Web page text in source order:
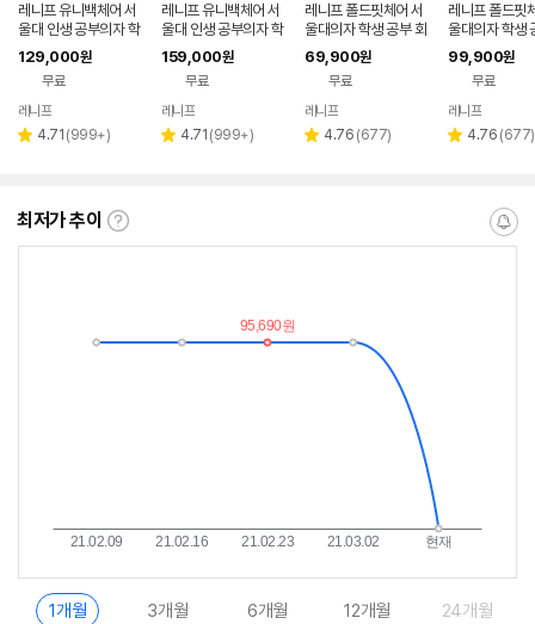
레니프 유니백체어 서
울대 인생 공부의자 학
생 책상 사무용 사무실
컴퓨터 화이트
129,000원
무료
레니프
별 4.71 리
(999+)
레니프 유니백체어 서
울대 인생 공부의자 학
생 책상 사무용 사무실
컴퓨터 화이트(방문설
159,000원
무료
레니프
별 4.71 리
(999+)
레니프 폴드핏체어 서
울대의자 학생 공부 회
의 메쉬 서재 책상 사무
용 화이트
69,900원
무료
레니프
별 4.76 리
(677)
레니프 폴드핏
울대의자 학생
의 메쉬 서재
용 화이트(방문
99,900원
무료
레니프
별 4.76 리
(677)
최저가 추이
최
란?
알
1개월 3개월 6개월 12개월 24개월